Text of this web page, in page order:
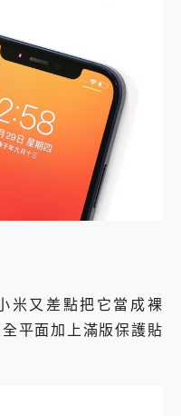
米又差點把它當成裸
平面加上滿版保護貼